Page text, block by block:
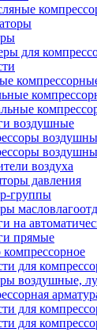
для
воздушные
воздуха
давления
группы
на
прямые
для
воздушные,
для
для